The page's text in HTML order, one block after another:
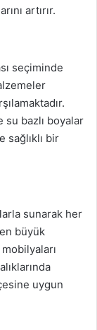
artırır.
seçiminde
bazlı boyalar
bir
sunarak her
büyük
uygun